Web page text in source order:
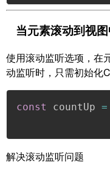
当元素滚动到视
使用滚动监听选项，在
动监听时，只需初始化
const countUp =
解决滚动监听问题